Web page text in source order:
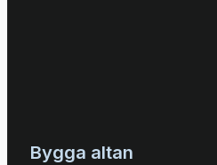
Bygga altan